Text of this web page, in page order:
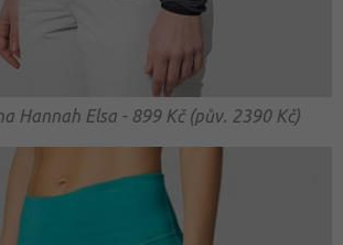
Hannah Elsa - 899 Kč (pův. 2390 Kč)